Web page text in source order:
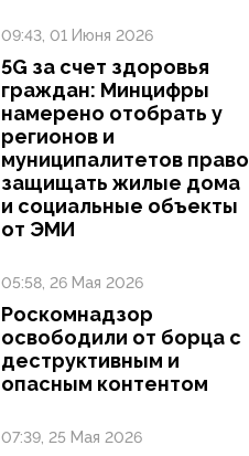
09:43, 01 Июня 2026
5G за счет здоровья
граждан: Минцифры
намерено отобрать у
регионов и
муниципалитетов право
защищать жилые дома
и социальные объекты
от ЭМИ
05:58, 26 Мая 2026
Роскомнадзор
освободили от борца с
деструктивным и
опасным контентом
07:39, 25 Мая 2026